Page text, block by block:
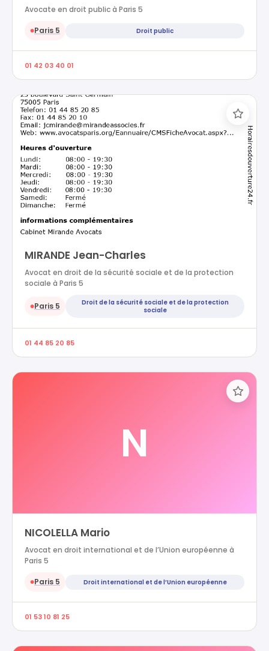
Avocate en droit public à Paris 5
●Paris 5 Droit public
01 42 03 40 01
MIRANDE Jean-Charles
Avocat en droit de la sécurité sociale et de la protection
sociale à Paris 5
●Paris 5
Droit de la sécurité sociale et de la protection
sociale
01 44 85 20 85
N
NICOLELLA Mario
Avocat en droit international et de l’Union européenne à
Paris 5
●Paris 5 Droit international et de l’Union européenne
01 53 10 81 25